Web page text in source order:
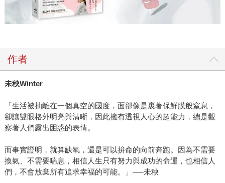
作者
未秧Winter
「生活被抽離在一個真空的國度，面部像是裹著保鮮膜般窒息，
卻讓雙眼格外明亮與清晰，因此擁有透視人心的超能力，總是觀
察著人們露出困惑的表情。
而事實證明，就算缺氧，還是可以拚命的向前奔跑。因為不需要
換氣、不需要喘息，相信人生只有努力與成功的命運，也相信人
們，不會放棄所有追求幸福的可能。」──未秧